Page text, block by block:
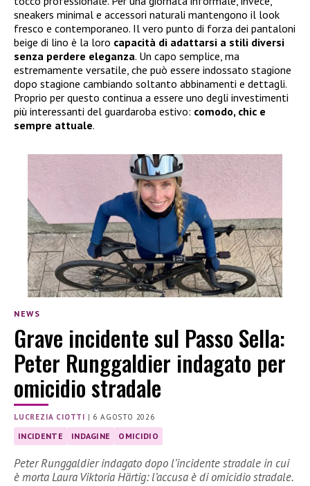
sneakers minimal e accessori naturali mantengono il look
fresco e contemporaneo. Il vero punto di forza dei pantaloni
beige di lino è la loro capacità di adattarsi a stili diversi
senza perdere eleganza. Un capo semplice, ma
estremamente versatile, che può essere indossato stagione
dopo stagione cambiando soltanto abbinamenti e dettagli.
Proprio per questo continua a essere uno degli investimenti
più interessanti del guardaroba estivo: comodo, chic e
sempre attuale.
NEWS
Grave incidente sul Passo Sella:
Peter Runggaldier indagato per
omicidio stradale
LUCREZIA CIOTTI | 6 AGOSTO 2026
INCIDENTE INDAGINE OMICIDIO
Peter Runggaldier indagato dopo l’incidente stradale in cui
è morta Laura Viktoria Härtig: l’accusa è di omicidio stradale.